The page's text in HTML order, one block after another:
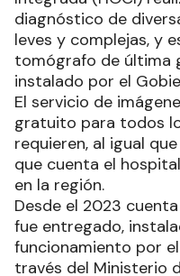
diagnóstico de
leves y complejas, y
tomógrafo de última
instalado por el
El servicio de
gratuito para todos
requieren, al igual
que cuenta el
en la región.
Desde el 2023
fue entregado,
funcionamiento por
través del Ministerio